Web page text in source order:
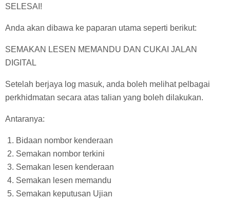
SELESAI!
Anda akan dibawa ke paparan utama seperti berikut:
SEMAKAN LESEN MEMANDU DAN CUKAI JALAN
DIGITAL
Setelah berjaya log masuk, anda boleh melihat pelbagai
perkhidmatan secara atas talian yang boleh dilakukan.
Antaranya:
Bidaan nombor kenderaan
Semakan nombor terkini
Semakan lesen kenderaan
Semakan lesen memandu
Semakan keputusan Ujian